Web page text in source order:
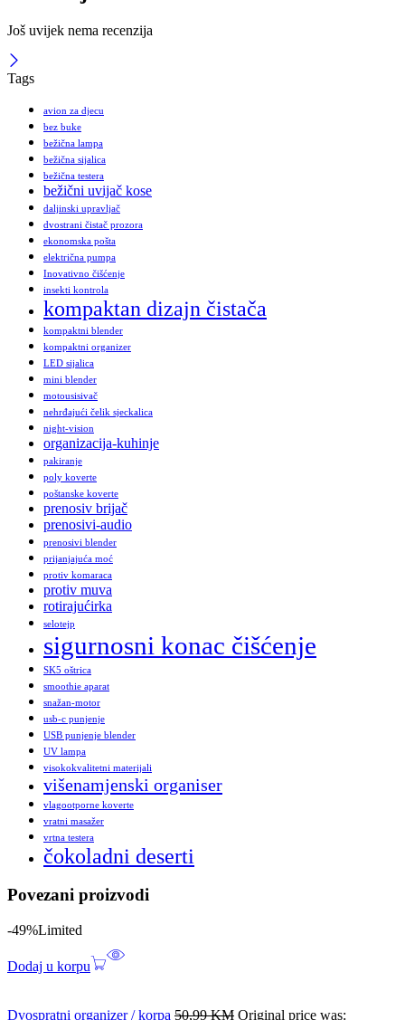
Još uvijek nema recenzija
Tags
avion za djecu
bez buke
bežična lampa
bežična sijalica
bežična testera
bežični uvijač kose
daljinski upravljač
dvostrani čistač prozora
ekonomska pošta
električna pumpa
Inovativno čišćenje
insekti kontrola
kompaktan dizajn čistača
kompaktni blender
kompaktni organizer
LED sijalica
mini blender
motousisivač
nehrđajući čelik sjeckalica
night-vision
organizacija-kuhinje
pakiranje
poly koverte
poštanske koverte
prenosiv brijač
prenosivi-audio
prenosivi blender
prijanjajuća moć
protiv komaraca
protiv muva
rotirajućirka
selotejp
sigurnosni konac čišćenje
SK5 oštrica
smoothie aparat
snažan-motor
usb-c punjenje
USB punjenje blender
UV lampa
visokokvalitetni materijali
višenamjenski organiser
vlagootporne koverte
vratni masažer
vrtna testera
čokoladni deserti
Povezani proizvodi
-49%Limited
Dodaj u korpu
Dvospratni organizer / korpa 50,99KM Original price was: